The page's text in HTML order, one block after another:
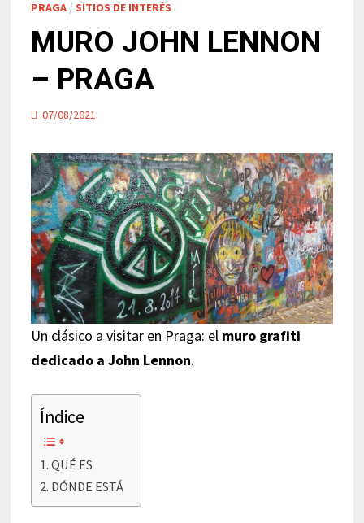
PRAGA/ SITIOS DE INTERÉS
MURO JOHN LENNON
– PRAGA
07/08/2021
Un clásico a visitar en Praga: el muro grafiti
dedicado a John Lennon.
Índice
QUÉ ES
DÓNDE ESTÁ